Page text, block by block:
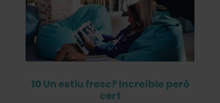
10 Un estiu fresc? Increíble però
cert